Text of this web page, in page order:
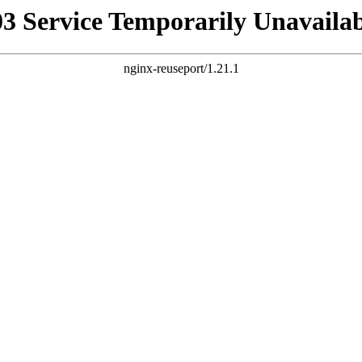
Service Temporarily
nginx-reuseport/1.21.1